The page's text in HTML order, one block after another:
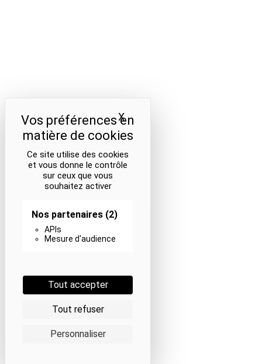
Ce site utilise des cookies
et vous donne le contrôle
sur ceux que vous
souhaitez activer
Nos partenaires (2)
APIs
Mesure d'audience
Tout accepter
Tout refuser
Personnaliser
XMasquer le bandeau des